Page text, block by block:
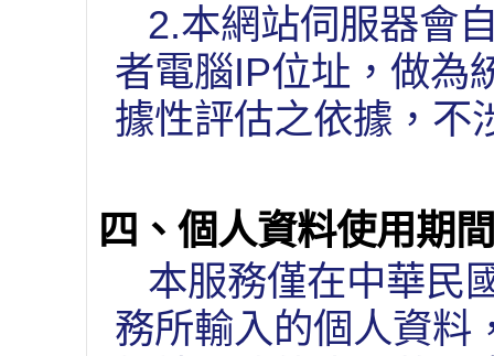
2.本網站伺服器會
者電腦IP位址，做為
據性評估之依據，不
四、個人資料使用期
本服務僅在中華民
務所輸入的個人資料